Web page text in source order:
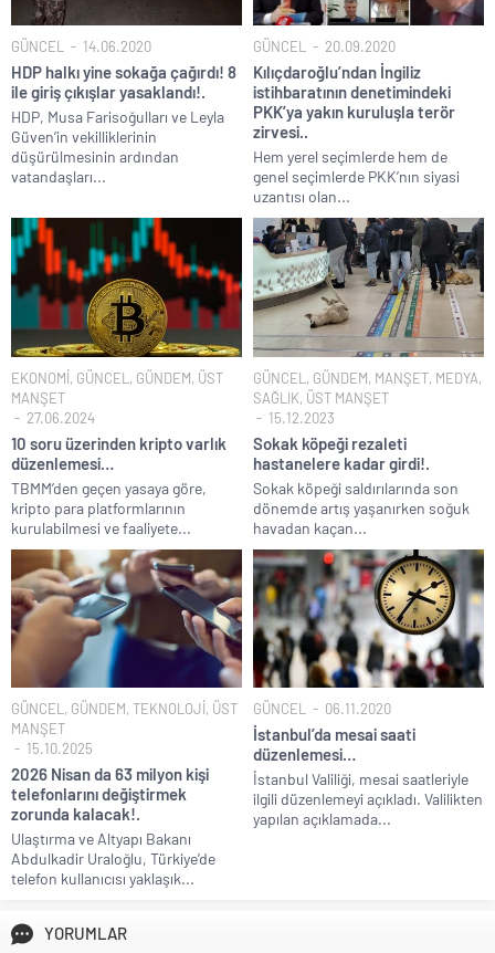
GÜNCEL 14.06.2020
HDP halkı yine sokağa çağırdı! 8
ile giriş çıkışlar yasaklandı!.
HDP, Musa Farisoğulları ve Leyla
Güven’in vekilliklerinin
düşürülmesinin ardından
vatandaşları...
GÜNCEL 20.09.2020
Kılıçdaroğlu’ndan İngiliz
istihbaratının denetimindeki
PKK’ya yakın kuruluşla terör
zirvesi..
Hem yerel seçimlerde hem de
genel seçimlerde PKK’nın siyasi
uzantısı olan...
EKONOMİ, GÜNCEL , GÜNDEM, ÜST
MANŞET
27.06.2024
10 soru üzerinden kripto varlık
düzenlemesi…
TBMM’den geçen yasaya göre,
kripto para platformlarının
kurulabilmesi ve faaliyete...
GÜNCEL , GÜNDEM, MANŞET, MEDYA,
SAĞLIK, ÜST MANŞET
15.12.2023
Sokak köpeği rezaleti
hastanelere kadar girdi!.
Sokak köpeği saldırılarında son
dönemde artış yaşanırken soğuk
havadan kaçan...
GÜNCEL , GÜNDEM, TEKNOLOJİ, ÜST
MANŞET
15.10.2025
2026 Nisan da 63 milyon kişi
telefonlarını değiştirmek
zorunda kalacak!.
Ulaştırma ve Altyapı Bakanı
Abdulkadir Uraloğlu, Türkiye’de
telefon kullanıcısı yaklaşık...
GÜNCEL 06.11.2020
İstanbul’da mesai saati
düzenlemesi…
İstanbul Valiliği, mesai saatleriyle
ilgili düzenlemeyi açıkladı. Valilikten
yapılan açıklamada...
YORUMLAR